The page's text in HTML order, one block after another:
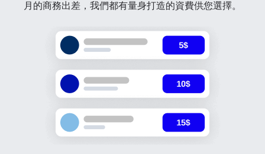
月的商務出差，我們都有量身打造的資費供您選擇。